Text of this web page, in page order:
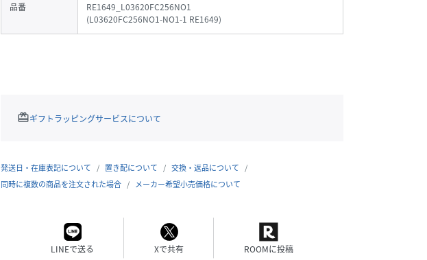
品番
RE1649_L03620FC256NO1
(L03620FC256NO1-NO1-1 RE1649)
redeemギフトラッピングサービスについて
発送日・在庫表記について 置き配について
交換・返品について
同時に複数の商品を注文された場合
メーカー希望小売価格について
LINEで送る Xで共有 ROOMに投稿